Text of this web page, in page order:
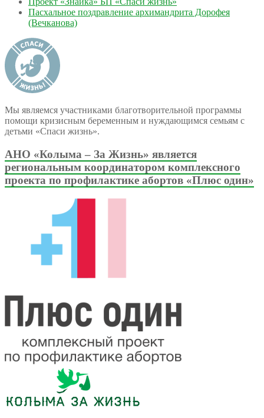
Пасхальное поздравление архимандрита Дорофея
(Вечканова)
Мы являемся участниками благотворительной программы
помощи кризисным беременным и нуждающимся семьям с
детьми «Спаси жизнь».
АНО «Колыма – За Жизнь» является
региональным координатором комплексного
проекта по профилактике абортов «Плюс один»